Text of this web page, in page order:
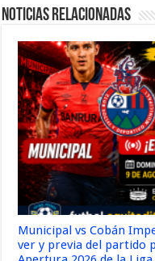
Noticias Relacionadas
Municipal vs Cobán
ver y previa del partido